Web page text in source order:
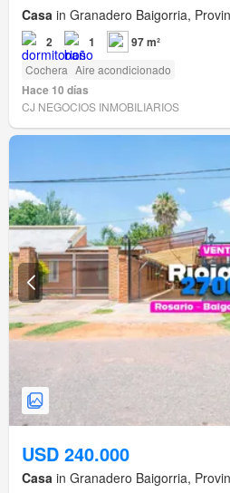
Casa in Granadero Baigorria,
2 1 97 m²
Cochera Aire acondicionado
Hace 10 días
CJ NEGOCIOS INMOBILIARIOS
USD 240.000
Casa in Granadero Baigorria,